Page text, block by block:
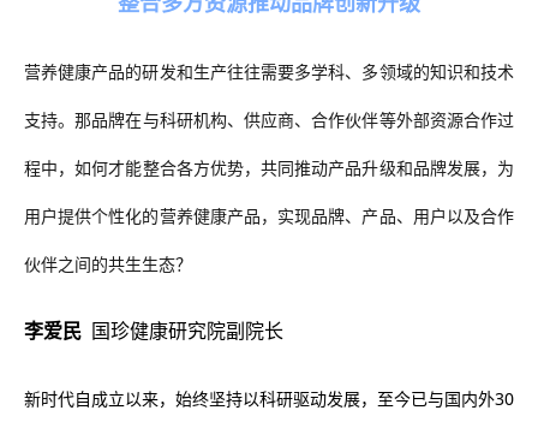
营养健康产品的研发和生产往往需要多学科、多领域的知识和技术
支持。那品牌在与科研机构、供应商、合作伙伴等外部资源合作过
程中，如何才能整合各方优势，共同推动产品升级和品牌发展，为
用户提供个性化的营养健康产品，实现品牌、产品、用户以及合作
伙伴之间的共生生态？
李爱民 国珍健康研究院副院长
新时代自成立以来，始终坚持以科研驱动发展，至今已与国内外30